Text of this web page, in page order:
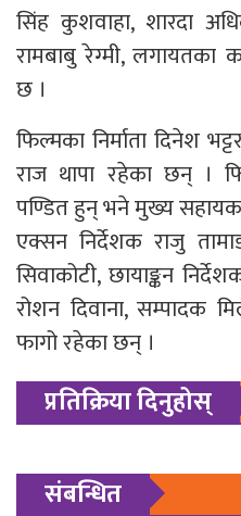
सिंह कुशवाहा, शारदा
रामबाबु रेग्मी,
छ ।
फिल्मका निर्माता दिनेश
राज थापा रहेका छन् ।
पण्डित हुन् भने मुख्य
एक्सन निर्देशक राजु
सिवाकोटी, छायाङ्कन
रोशन दिवाना, सम्पादक
फागो रहेका छन् ।
प्रतिक्रिया दिनुहोस्
संबन्धित